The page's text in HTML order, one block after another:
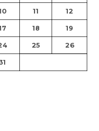
11 12
18 19
25 26
31